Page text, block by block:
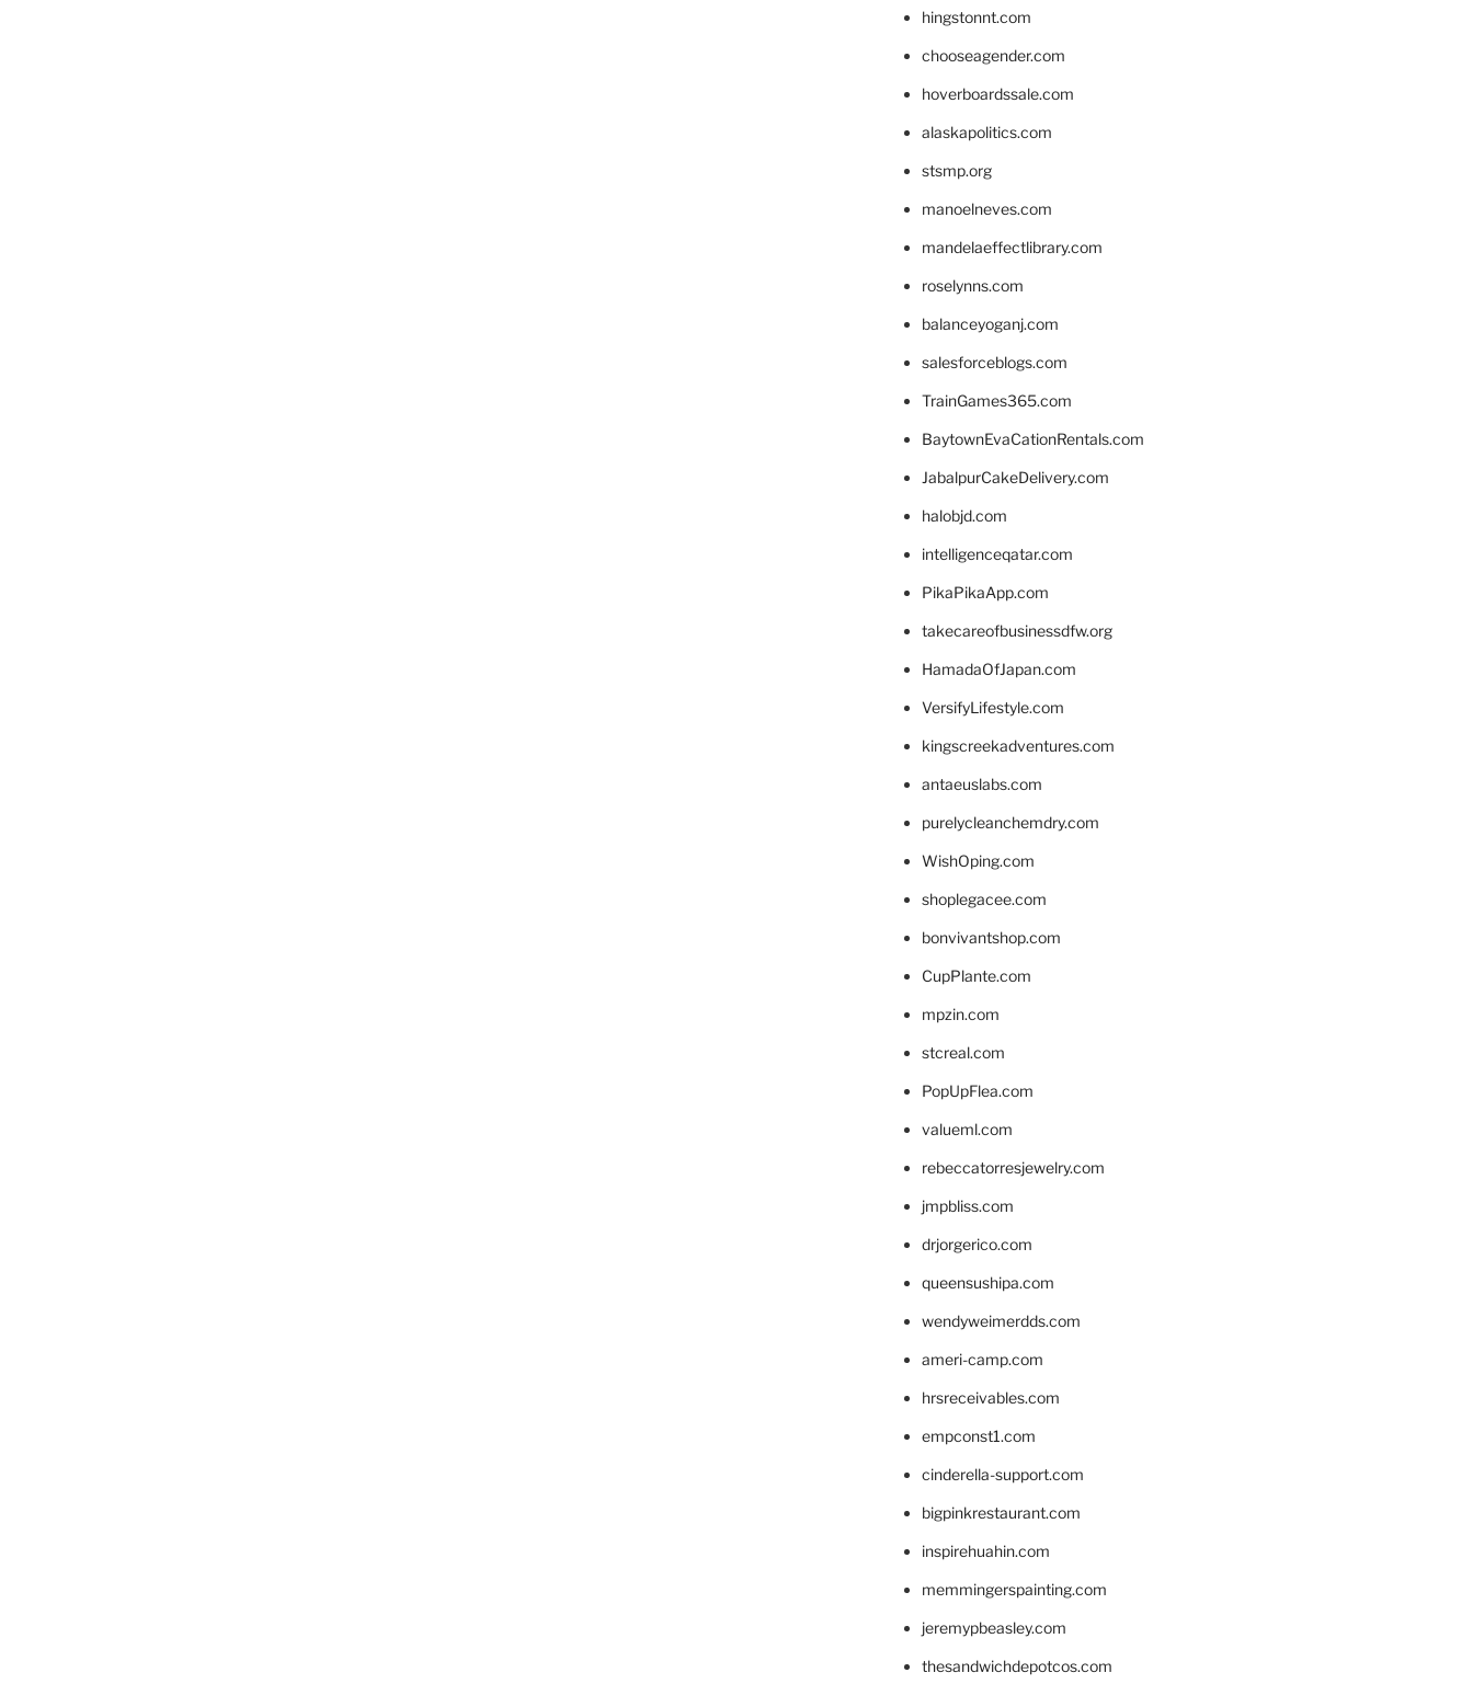
hingstonnt.com
chooseagender.com
hoverboardssale.com
alaskapolitics.com
stsmp.org
manoelneves.com
mandelaeffectlibrary.com
roselynns.com
balanceyoganj.com
salesforceblogs.com
TrainGames365.com
BaytownEvaCationRentals.com
JabalpurCakeDelivery.com
halobjd.com
intelligenceqatar.com
PikaPikaApp.com
takecareofbusinessdfw.org
HamadaOfJapan.com
VersifyLifestyle.com
kingscreekadventures.com
antaeuslabs.com
purelycleanchemdry.com
WishOping.com
shoplegacee.com
bonvivantshop.com
CupPlante.com
mpzin.com
stcreal.com
PopUpFlea.com
valueml.com
rebeccatorresjewelry.com
jmpbliss.com
drjorgerico.com
queensushipa.com
wendyweimerdds.com
ameri-camp.com
hrsreceivables.com
empconst1.com
cinderella-support.com
bigpinkrestaurant.com
inspirehuahin.com
memmingerspainting.com
jeremypbeasley.com
thesandwichdepotcos.com